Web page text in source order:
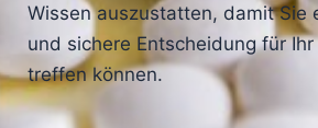
Wissen auszustatten, damit Sie
und sichere Entscheidung für
treffen können.